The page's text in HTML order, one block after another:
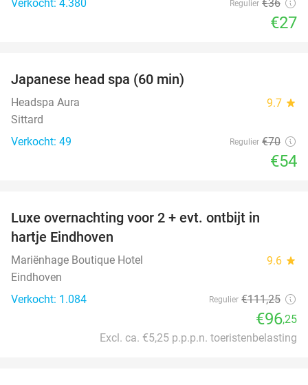
Verkocht: 4.380 Regulier €36
€27
Japanese head spa (60 min)
Headspa Aura 9.7 star
Sittard
Verkocht: 49
Regulier €70
€54
Luxe overnachting voor 2 + evt. ontbijt in
hartje Eindhoven
Mariënhage Boutique Hotel 9.6 star
Eindhoven
Verkocht: 1.084
Regulier €111,25
€96,25
Excl. ca. €5,25 p.p.p.n. toeristenbelasting